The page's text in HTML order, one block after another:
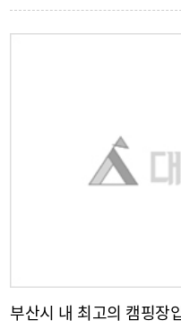
부산시 내 최고의 캠핑장